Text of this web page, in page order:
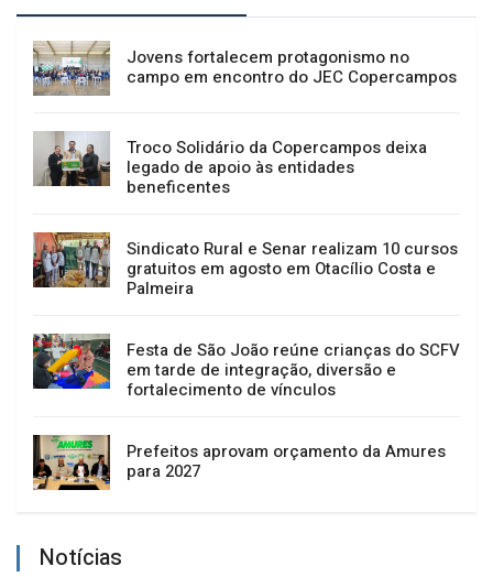
Jovens fortalecem protagonismo no
campo em encontro do JEC Copercampos
Troco Solidário da Copercampos deixa
legado de apoio às entidades
beneficentes
Sindicato Rural e Senar realizam 10 cursos
gratuitos em agosto em Otacílio Costa e
Palmeira
Festa de São João reúne crianças do SCFV
em tarde de integração, diversão e
fortalecimento de vínculos
Prefeitos aprovam orçamento da Amures
para 2027
Notícias